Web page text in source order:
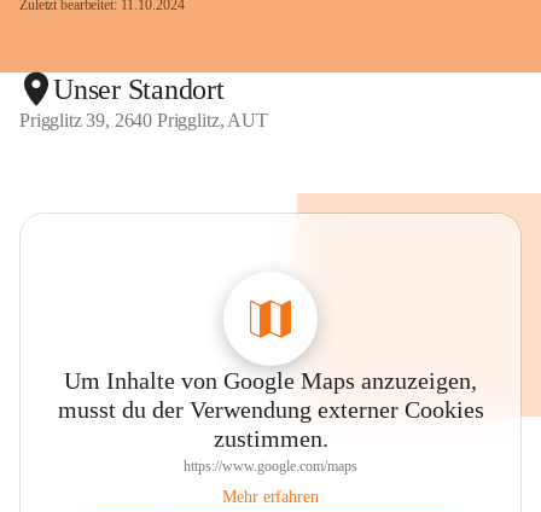
Zuletzt bearbeitet: 11.10.2024
Unser Standort
Prigglitz 39, 2640 Prigglitz, AUT
Um Inhalte von Google Maps anzuzeigen,
musst du der Verwendung externer Cookies
zustimmen.
https://www.google.com/maps
Mehr erfahren